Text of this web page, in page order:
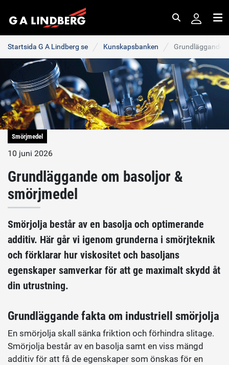
Startsida G A Lindberg se Kunskapsbanken Grundläggande
Smörjmedel
10 juni 2026
Grundläggande om basoljor &
smörjmedel
Smörjolja består av en basolja och optimerande
additiv. Här går vi igenom grunderna i smörjteknik
och förklarar hur viskositet och basoljans
egenskaper samverkar för att ge maximalt skydd åt
din utrustning.
Grundläggande fakta om industriell smörjolja
En smörjolja skall sänka friktion och förhindra slitage.
Smörjolja består av en basolja samt en viss mängd
additiv för att få de egenskaper som önskas för en